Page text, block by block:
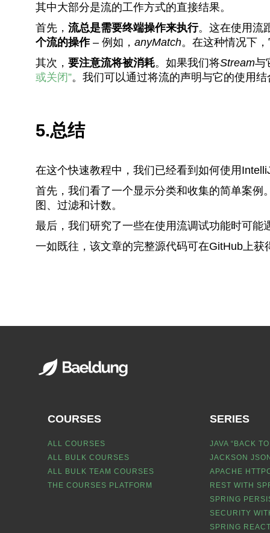
其中大部分是流的工作方式的直接结果。
首先， 流总是需要终端操作来执行。这在使用流
个流的操作– 例如， anyMatch。在这种情况下
其次， 要注意流将被消耗。如果我们将Stream与
或关闭”。我们可以通过将流的声明与它的使用
5.总结
在这个快速教程中，我们已经看到如何使用
首先，我们看了一个显示分类和收集的简单案
图、过滤和计数。
最后，我们研究了一些在使用流调试功能时可能
一如既往，该文章的完整源代码可在GitHub上获
COURSES
ALL COURSES
ALL BULK COURSES
ALL BULK TEAM COURSES
THE COURSES PLATFORM
SERIES
JAVA “BACK
JACKSON
APACHE
REST WITH
SPRING
SECURITY
SPRING